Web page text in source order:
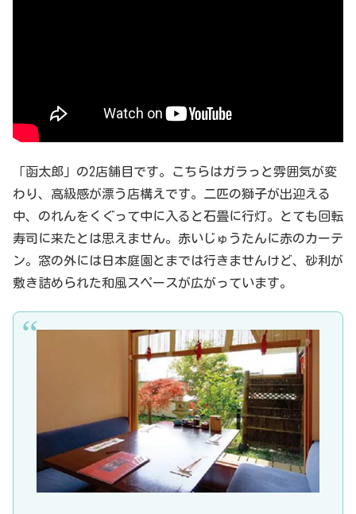
「函太郎」の2店舗目です。こちらはガラっと雰囲気が変
わり、高級感が漂う店構えです。二匹の獅子が出迎える
中、のれんをくぐって中に入ると石畳に行灯。とても回転
寿司に来たとは思えません。赤いじゅうたんに赤のカーテ
ン。窓の外には日本庭園とまでは行きませんけど、砂利が
敷き詰められた和風スペースが広がっています。